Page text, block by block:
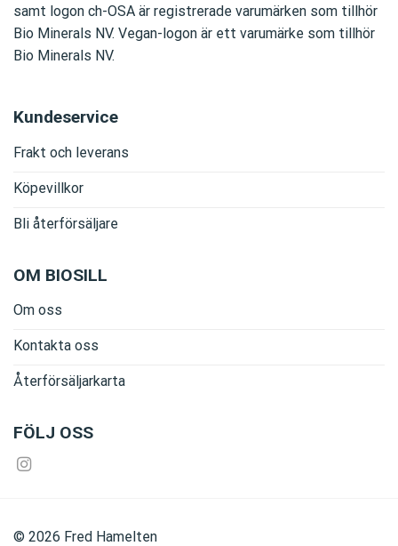
samt logon ch-OSA är registrerade varumärken som tillhör
Bio Minerals NV. Vegan-logon är ett varumärke som tillhör
Bio Minerals NV.
Kundeservice
Frakt och leverans
Köpevillkor
Bli återförsäljare
OM BIOSILL
Om oss
Kontakta oss
Återförsäljarkarta
FÖLJ OSS
© 2026 Fred Hamelten